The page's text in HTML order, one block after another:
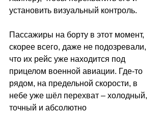
установить визуальный контроль.
Пассажиры на борту в этот момент,
скорее всего, даже не подозревали,
что их рейс уже находится под
прицелом военной авиации. Где-то
рядом, на предельной скорости, в
небе уже шёл перехват – холодный,
точный и абсолютно